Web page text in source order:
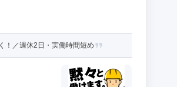
！／週休2日・実働時間短め